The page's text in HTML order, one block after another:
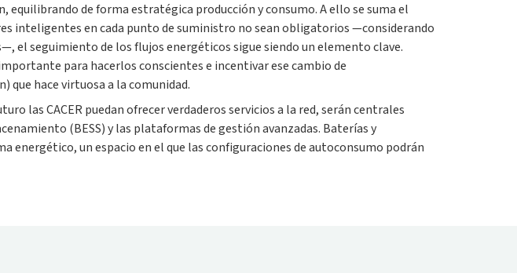
de forma estratégica producción y consumo. A ello se suma el
inteligentes en cada punto de suministro no sean obligatorios —considerando
el seguimiento de los flujos energéticos sigue siendo un elemento clave.
para hacerlos conscientes e incentivar ese cambio de
hace virtuosa a la comunidad.
las CACER puedan ofrecer verdaderos servicios a la red, serán centrales
(BESS) y las plataformas de gestión avanzadas. Baterías y
un espacio en el que las configuraciones de autoconsumo podrán